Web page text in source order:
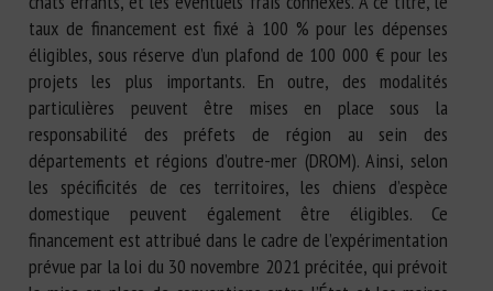
taux de financement est fixé à 100 % pour les dépenses
éligibles, sous réserve d’un plafond de 100 000 € pour les
projets les plus importants. En outre, des modalités
particulières peuvent être mises en place sous la
responsabilité des préfets de région au sein des
départements et régions d’outre-mer (DROM). Ainsi, selon
les spécificités de ces territoires, les chiens d’espèce
domestique peuvent également être éligibles. Ce
financement est attribué dans le cadre de l’expérimentation
prévue par la loi du 30 novembre 2021 précitée, qui prévoit